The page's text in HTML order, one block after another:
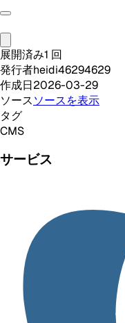
展開済み1 回
発行者heidi46294629
作成日2026-03-29
ソースソースを表示
タグ
CMS
サービス